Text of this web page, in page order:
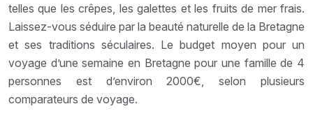
telles que les crêpes, les galettes et les fruits de mer frais.
Laissez-vous séduire par la beauté naturelle de la Bretagne
et ses traditions séculaires. Le budget moyen pour un
voyage d’une semaine en Bretagne pour une famille de 4
personnes est d’environ 2000€, selon plusieurs
comparateurs de voyage.